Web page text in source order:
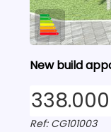
New build
Ref: CG101003